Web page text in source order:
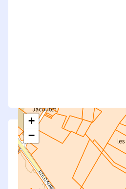
+
−Saisissez les surfaces
Surfaces à prendre en
remblais et bassins —